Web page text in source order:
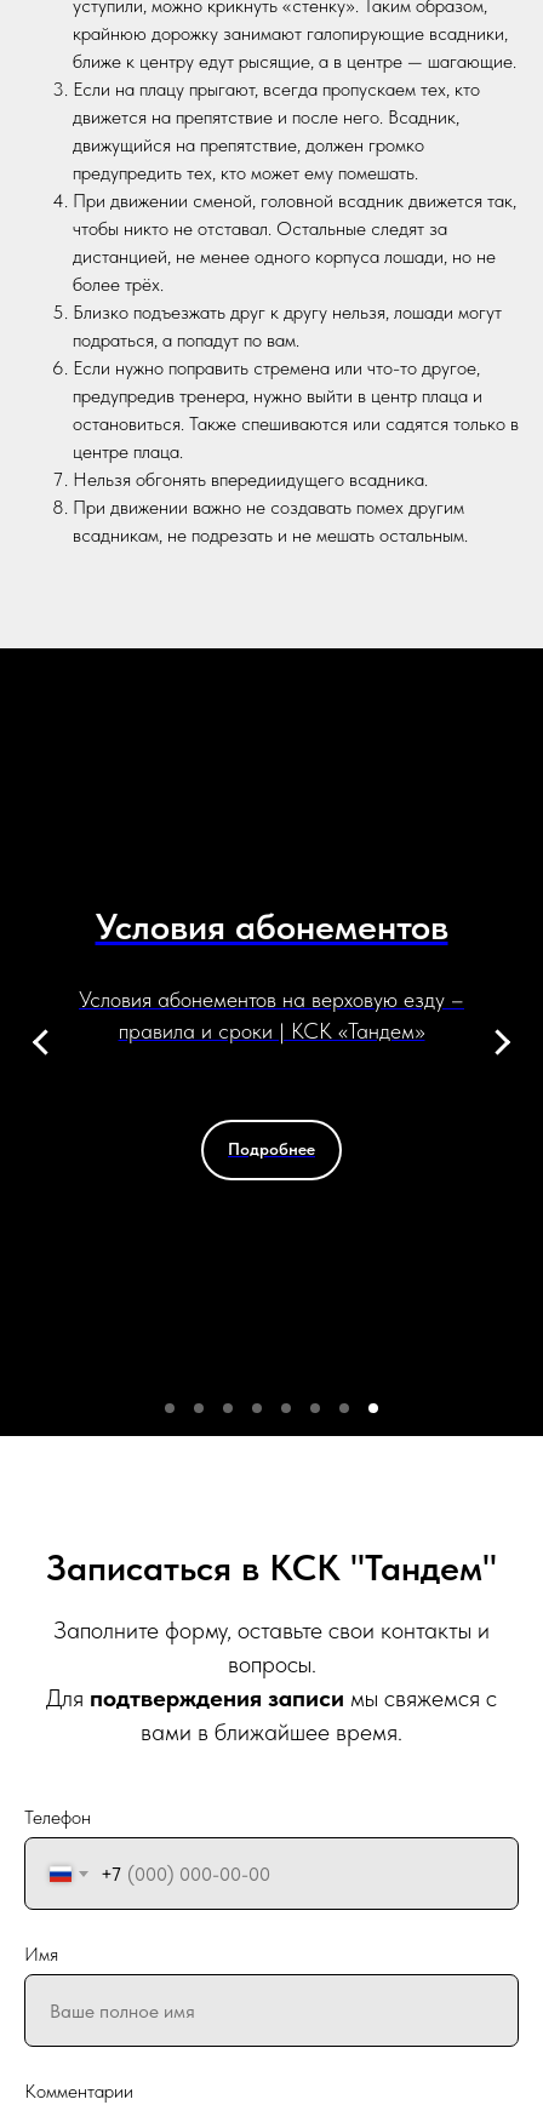
уступили, можно крикнуть «стенку». Таким образом,
крайнюю дорожку занимают галопирующие всадники,
ближе к центру едут рысящие, а в центре — шагающие.
Если на плацу прыгают, всегда пропускаем тех, кто
движется на препятствие и после него. Всадник,
движущийся на препятствие, должен громко
предупредить тех, кто может ему помешать.
При движении сменой, головной всадник движется так,
чтобы никто не отставал. Остальные следят за
дистанцией, не менее одного корпуса лошади, но не
более трёх.
Близко подъезжать друг к другу нельзя, лошади могут
подраться, а попадут по вам.
Если нужно поправить стремена или что-то другое,
предупредив тренера, нужно выйти в центр плаца и
остановиться. Также спешиваются или садятся только в
центре плаца.
Нельзя обгонять впередиидущего всадника.
При движении важно не создавать помех другим
всадникам, не подрезать и не мешать остальным.
Условия абонементов
Условия абонементов на верховую езду –
правила и сроки | КСК «Тандем»
Подробнее
Записаться в КСК "Тандем"
Заполните форму, оставьте свои контакты и
вопросы.
Для подтверждения записи мы свяжемся с
вами в ближайшее время.
Телефон
+7
Имя
Комментарии